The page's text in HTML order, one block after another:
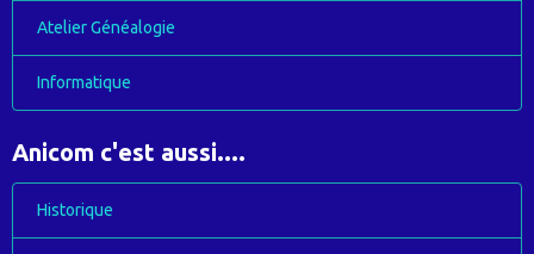
Atelier Généalogie
Informatique
Anicom c'est aussi....
Historique